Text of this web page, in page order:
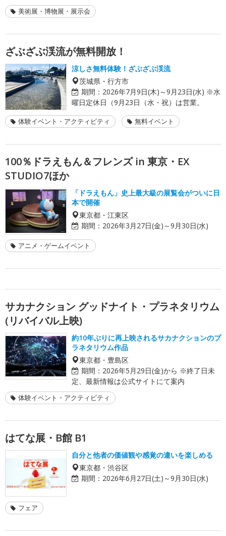
美術展・博物展・展示会
ざぶざぶ渓流が無料開放！
涼しさ無料体験！ざぶざぶ渓流
茨城県・行方市
期間： 2026年7月9日(木)～9月23日(水) ※水
曜日定休日（9月23日（水・祝）は営業。
体験イベント・アクティビティ 無料イベント
100％ドラえもん＆フレンズ in 東京・EX
STUDIO7ほか
「ドラえもん」史上最大級の展覧会がついに日
本で開催
東京都・江東区
期間： 2026年3月27日(金)～9月30日(水)
アニメ・ゲームイベント
サカナクション グッドナイト・プラネタリウム
(リバイバル上映)
約10年ぶりに再上映されるサカナクションのプ
ラネタリウム作品
東京都・豊島区
期間： 2026年5月29日(金)から ※終了日未
定、最新情報は公式サイトにて案内
体験イベント・アクティビティ
はてな展・B館 B1
自分と他者の価値観や感覚の違いを楽しめる
東京都・渋谷区
期間： 2026年6月27日(土)～9月30日(水)
フェア